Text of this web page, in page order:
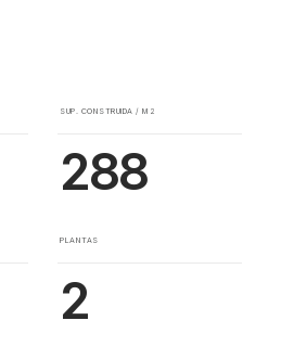
SUP. CONSTRUIDA / M2
288
PLANTAS
2